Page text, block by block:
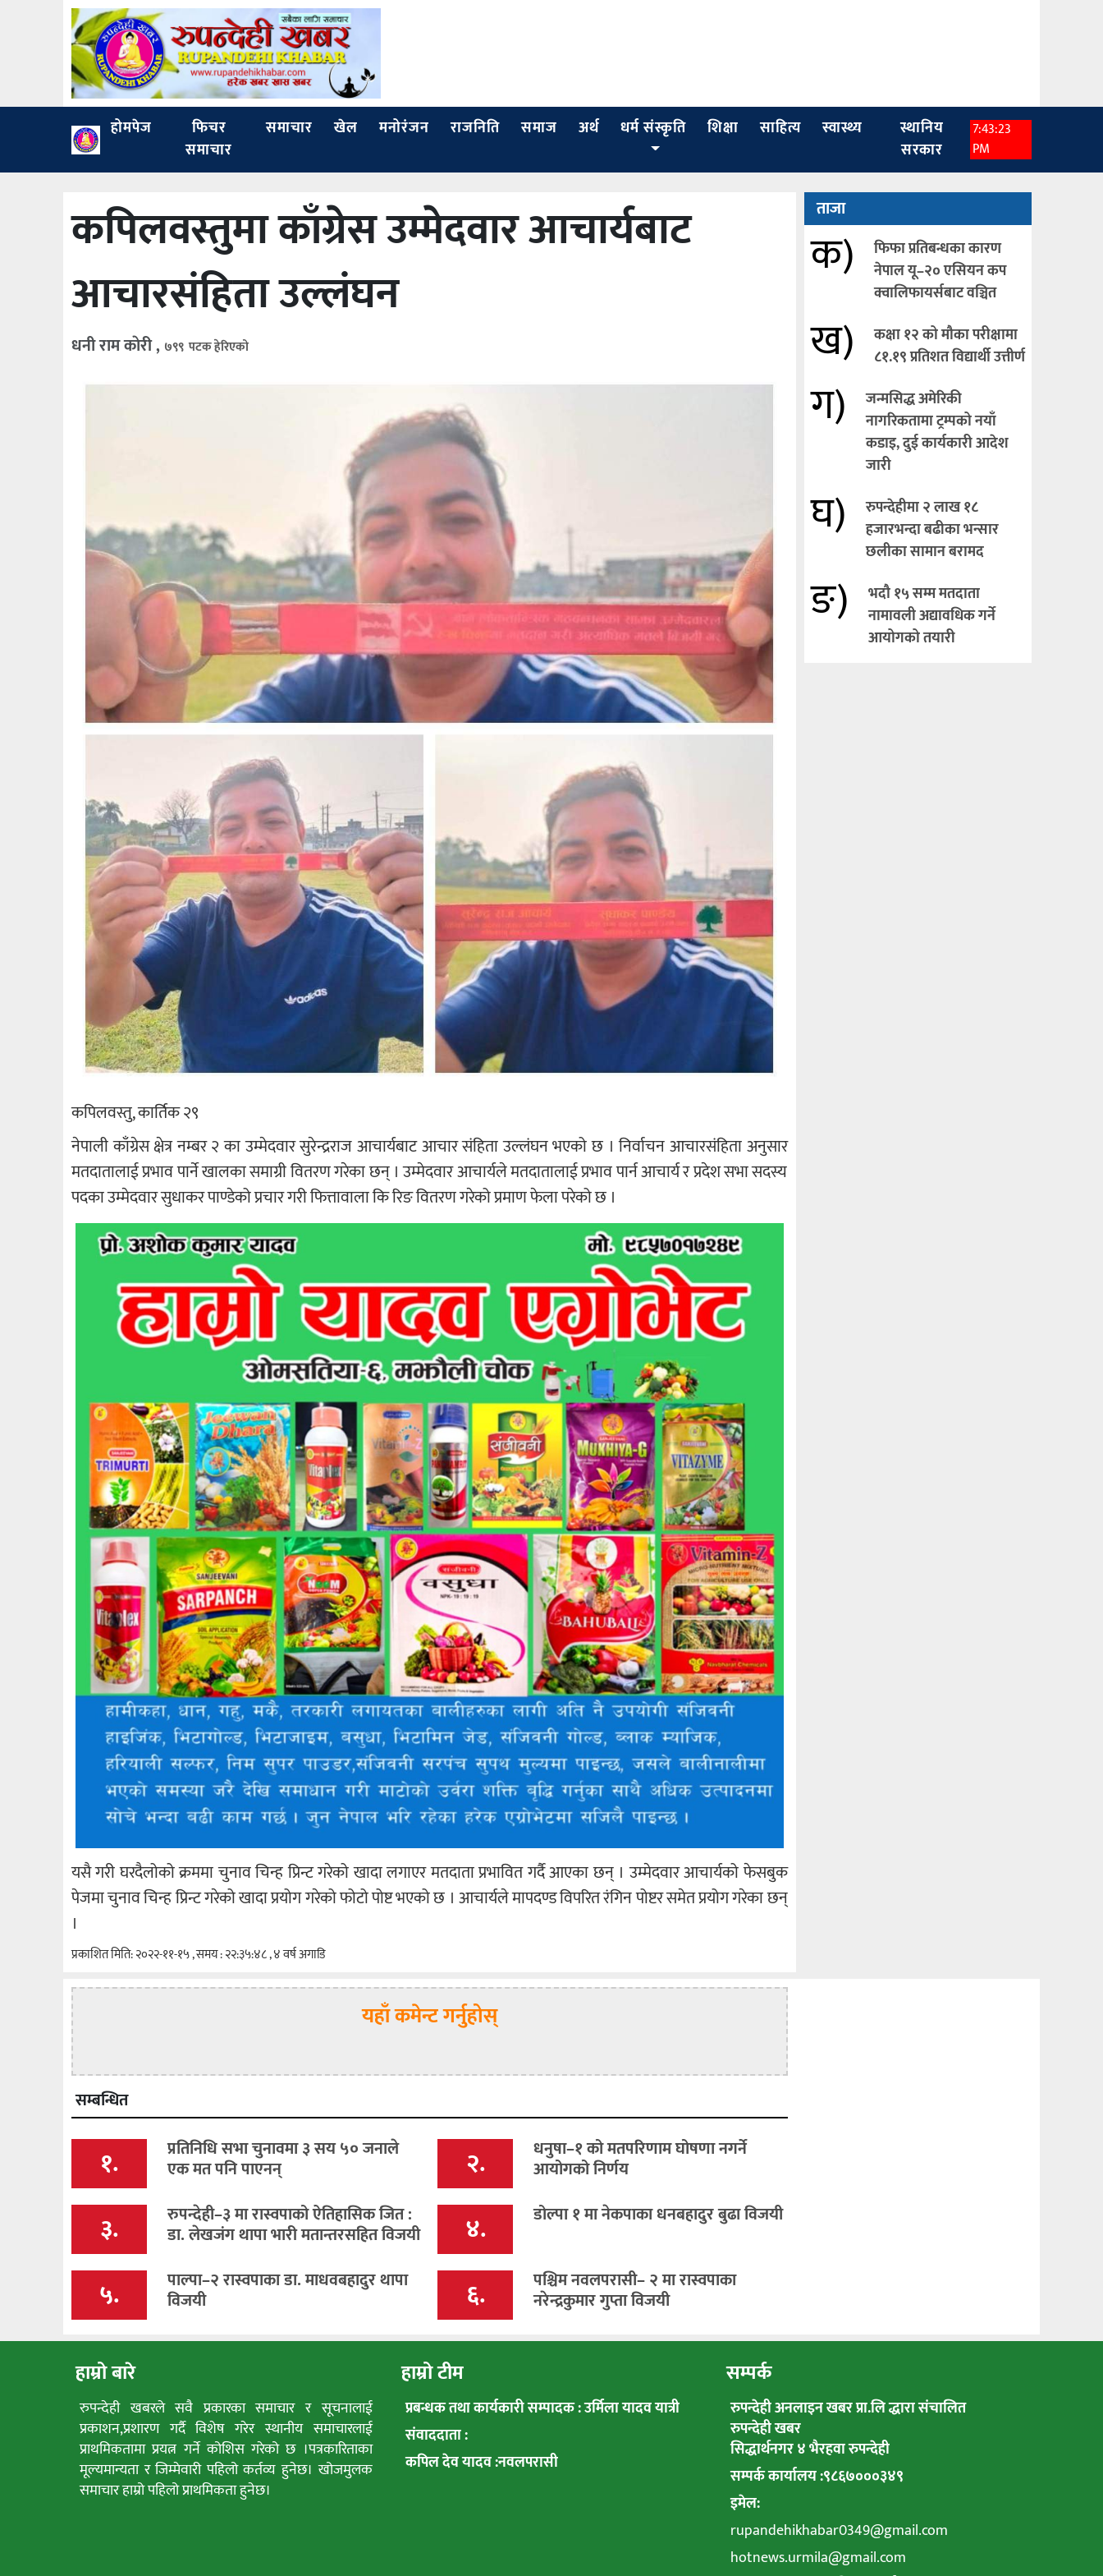
होमपेज
फिचर
समाचार
समाचार खेल मनोरंजन राजनिति समाज अर्थ धर्म संस्कृति शिक्षा साहित्य स्वास्थ्य
स्थानिय
सरकार
7:43:24
PM
कपिलवस्तुमा काँग्रेस उम्मेदवार आचार्यबाट
आचारसंहिता उल्लंघन
धनी राम काेरी , ७९९ पटक हेरिएको
कपिलवस्तु, कार्तिक २९
नेपाली काँग्रेस क्षेत्र नम्बर २ का उम्मेदवार सुरेन्द्रराज आचार्यबाट आचार संहिता उल्लंघन भएको छ । निर्वाचन आचारसंहिता अनुसार
मतदातालाई प्रभाव पार्ने खालका समाग्री वितरण गरेका छन् । उम्मेदवार आचार्यले मतदातालाई प्रभाव पार्न आचार्य र प्रदेश सभा सदस्य
पदका उम्मेदवार सुधाकर पाण्डेको प्रचार गरी फित्तावाला कि रिङ वितरण गरेको प्रमाण फेला परेको छ ।
यसै गरी घरदैलोको क्रममा चुनाव चिन्ह प्रिन्ट गरेको खादा लगाएर मतदाता प्रभावित गर्दै आएका छन् । उम्मेदवार आचार्यको फेसबुक
पेजमा चुनाव चिन्ह प्रिन्ट गरेको खादा प्रयोग गरेको फोटो पोष्ट भएको छ । आचार्यले मापदण्ड विपरित रंगिन पोष्टर समेत प्रयोग गरेका छन्
।
प्रकाशित मिति: २०२२-११-१५ , समय : २२:३५:४८ , ४ वर्ष अगाडि
ताजा
क)
फिफा प्रतिबन्धका कारण
नेपाल यू–२० एसियन कप
क्वालिफायर्सबाट वञ्चित
ख)
कक्षा १२ को मौका परीक्षामा
८१.१९ प्रतिशत विद्यार्थी उत्तीर्ण
ग)
जन्मसिद्ध अमेरिकी
नागरिकतामा ट्रम्पको नयाँ
कडाइ, दुई कार्यकारी आदेश
जारी
घ)
रुपन्देहीमा २ लाख १८
हजारभन्दा बढीका भन्सार
छलीका सामान बरामद
ङ)
भदौ १५ सम्म मतदाता
नामावली अद्यावधिक गर्ने
आयोगको तयारी
यहाँ कमेन्ट गर्नुहोस्
सम्बन्धित
१. प्रतिनिधि सभा चुनावमा ३ सय ५० जनाले
एक मत पनि पाएनन् २. धनुषा–१ को मतपरिणाम घोषणा नगर्ने
आयोगको निर्णय
३. रुपन्देही–३ मा रास्वपाको ऐतिहासिक जित :
डा. लेखजंग थापा भारी मतान्तरसहित विजयी ४. डोल्पा १ मा नेकपाका धनबहादुर बुढा विजयी
५. पाल्पा–२ रास्वपाका डा. माधवबहादुर थापा
विजयी ६. पश्चिम नवलपरासी– २ मा रास्वपाका
नरेन्द्रकुमार गुप्ता विजयी
हाम्रो बारे
रुपन्देही खबरले सवै प्रकारका समाचार र सूचनालाई
प्रकाशन,प्रशारण गर्दै विशेष गरेर स्थानीय समाचारलाई
प्राथमिकतामा प्रयत्न गर्ने कोशिस गरेको छ ।पत्रकारिताका
मूल्यमान्यता र जिम्मेवारी पहिलो कर्तव्य हुनेछ। खोजमुलक
समाचार हाम्रो पहिलो प्राथमिकता हुनेछ।
हाम्रो टीम
प्रबन्धक तथा कार्यकारी सम्पादक : उर्मिला यादव यात्री
संवाददाता :
कपिल देव यादव :नवलपरासी
सम्पर्क
रुपन्देही अनलाइन खबर प्रा.लि द्धारा संचालित
रुपन्देही खबर
सिद्धार्थनगर ४ भैरहवा रुपन्देही
सम्पर्क कार्यालय :९८६७०००३४९
इमेल:
rupandehikhabar0349@gmail.com
hotnews.urmila@gmail.com